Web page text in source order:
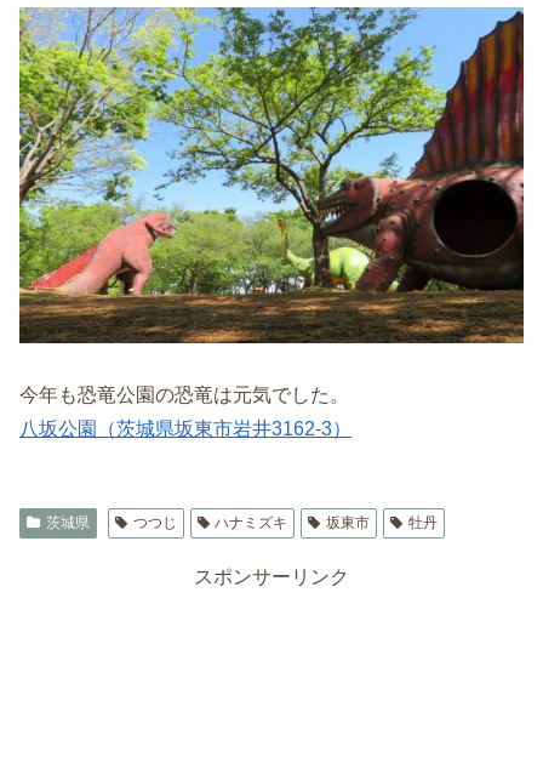
今年も恐竜公園の恐竜は元気でした。
八坂公園（茨城県坂東市岩井3162-3）
茨城県 つつじ ハナミズキ 坂東市 牡丹
スポンサーリンク